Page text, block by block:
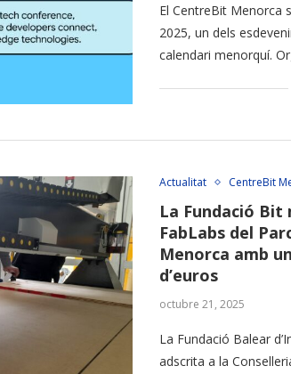
El CentreBit Menorca
2025, un dels
calendari menorquí.
Actualitat CentreBit
La Fundació
FabLabs del
Menorca amb
d’euros
octubre 21, 2025
La Fundació Balear
adscrita a la